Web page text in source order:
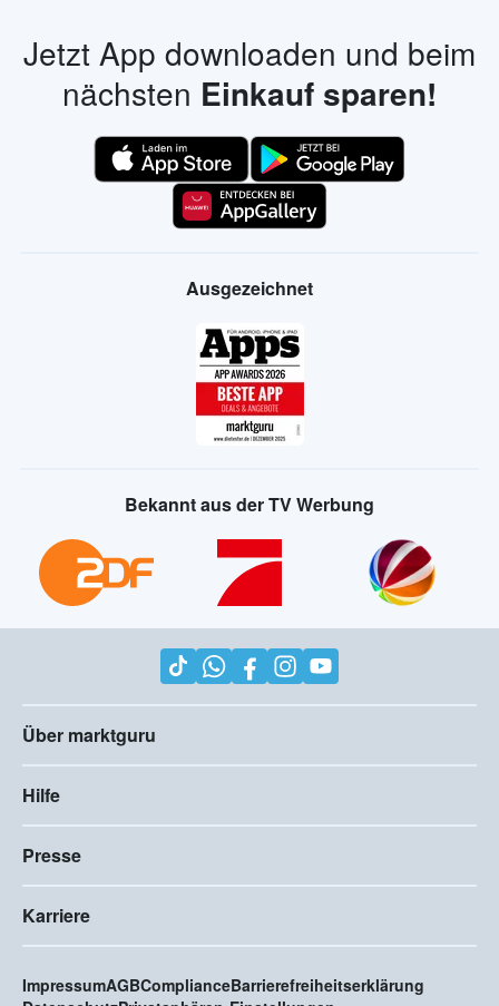
Jetzt App downloaden und beim
nächsten Einkauf sparen!
Ausgezeichnet
Bekannt aus der TV Werbung
Über marktguru
Hilfe
Presse
Karriere
ImpressumAGBComplianceBarrierefreiheitserklärung